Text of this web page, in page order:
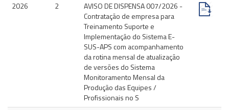
2026
2
AVISO DE DISPENSA 007/2026 -
Contratação de empresa para
Treinamento Suporte e
Implementação do Sistema E-
SUS-APS com acompanhamento
da rotina mensal de atualização
de versões do Sistema
Monitoramento Mensal da
Produção das Equipes /
Profissionais no S